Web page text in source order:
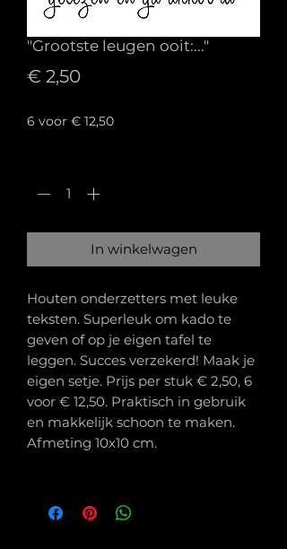
"Grootste leugen ooit:..."
€ 2,50Prijs
6 voor € 12,50
In winkelwagen
Houten onderzetters met leuke
teksten. Superleuk om kado te
geven of op je eigen tafel te
leggen. Succes verzekerd! Maak je
eigen setje. Prijs per stuk € 2,50, 6
voor € 12,50. Praktisch in gebruik
en makkelijk schoon te maken.
Afmeting 10x10 cm.